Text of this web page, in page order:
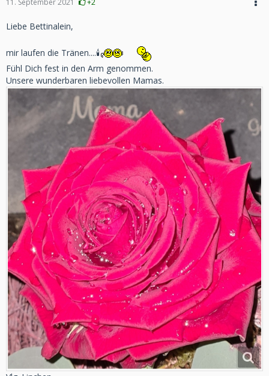
11. September 2021 +2
Liebe Bettinalein,
mir laufen die Tränen....🕯
Fühl Dich fest in den Arm genommen.
Unsere wunderbaren liebevollen Mamas.